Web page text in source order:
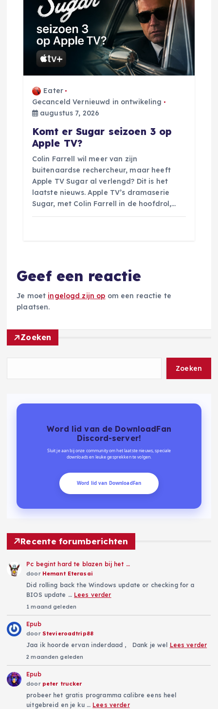
Eater
Gecanceld Vernieuwd in ontwikeling
augustus 7, 2026
Komt er Sugar seizoen 3 op
Apple TV?
Colin Farrell wil meer van zijn
buitenaardse rechercheur, maar heeft
Apple TV Sugar al verlengd? Dit is het
laatste nieuws. Apple TV’s dramaserie
Sugar, met Colin Farrell in de hoofdrol,…
Geef een reactie
Je moet ingelogd zijn op om een reactie te
plaatsen.
Zoeken
Zoeken
Word lid van de DownloadFan
Discord-server!
Sluit je aan bij onze community om het laatste nieuws, speciale
downloads en leuke gesprekken te volgen.
Word lid van DownloadFan
Recente forumberichten
Pc begint hard te blazen bij het …
door Hemant Eterasai
Did rolling back the Windows update or checking for a
BIOS update … Lees verder
1 maand geleden
Epub
door Stevieroadtrip88
Jaa ik hoorde ervan inderdaad , Dank je wel Lees verder
2 maanden geleden
Epub
door peter trucker
probeer het gratis programma calibre eens heel
uitgebreid en je ku … Lees verder